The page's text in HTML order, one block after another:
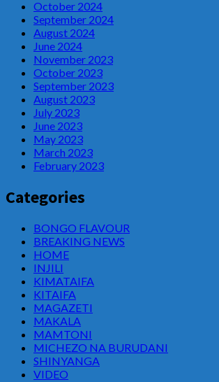
October 2024
September 2024
August 2024
June 2024
November 2023
October 2023
September 2023
August 2023
July 2023
June 2023
May 2023
March 2023
February 2023
Categories
BONGO FLAVOUR
BREAKING NEWS
HOME
INJILI
KIMATAIFA
KITAIFA
MAGAZETI
MAKALA
MAMTONI
MICHEZO NA BURUDANI
SHINYANGA
VIDEO